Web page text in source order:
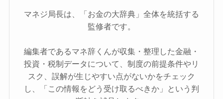
マネジ局長は、「お金の大辞典」全体を統括する
監修者です。
編集者であるマネ辞くんが収集・整理した金融・
投資・税制データについて、制度の前提条件やリ
スク、誤解が生じやすい点がないかをチェック
し、「この情報をどう受け取るべきか」という判